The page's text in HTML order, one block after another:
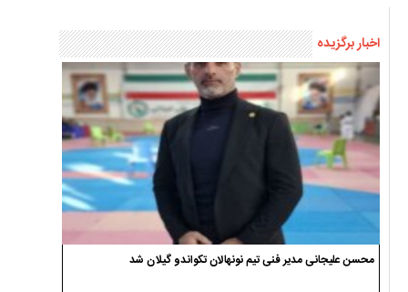
اخبار برگزیده
محسن علیجانی مدیر فنی تیم نونهالان تکواندو گیلان شد